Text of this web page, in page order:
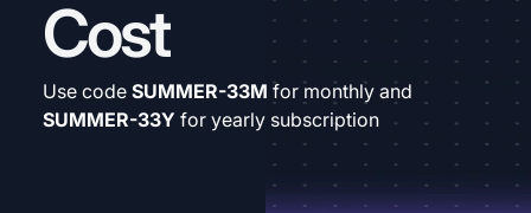
Cost
Use code SUMMER-33M for monthly and
SUMMER-33Y for yearly subscription